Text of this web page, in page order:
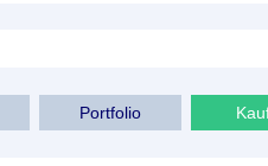
Portfolio